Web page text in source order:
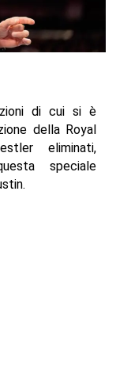
di cui si è
della Royal
eliminati,
speciale